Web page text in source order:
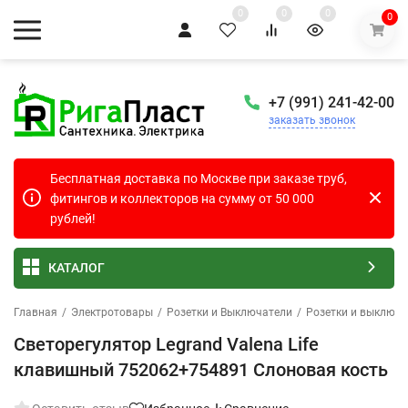
0 0 0 0
+7 (991) 241-42-00
заказать звонок
Бесплатная доставка по Москве при заказе труб,
фитингов и коллекторов на сумму от 50 000
рублей!
КАТАЛОГ
Главная / Электротовары / Розетки и Выключатели / Розетки и
Светорегулятор Legrand Valena Life
клавишный 752062+754891 Слоновая кость